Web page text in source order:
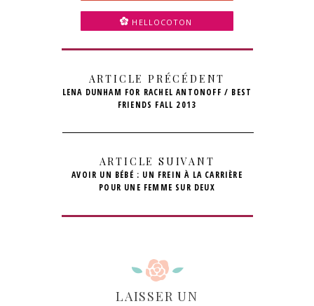
HELLOCOTON
ARTICLE PRÉCÉDENT
LENA DUNHAM FOR RACHEL ANTONOFF / BEST
FRIENDS FALL 2013
ARTICLE SUIVANT
AVOIR UN BÉBÉ : UN FREIN À LA CARRIÈRE
POUR UNE FEMME SUR DEUX
LAISSER UN